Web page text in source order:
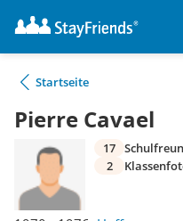
Startseite
Pierre Cavael
17
2